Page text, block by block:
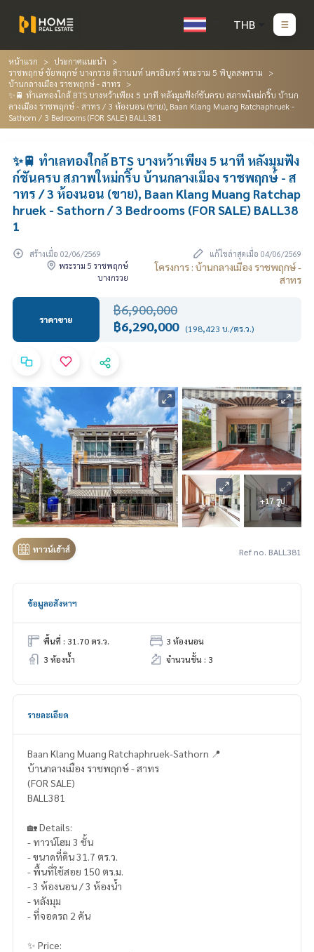
THB
หน้าแรก
ประกาศแนะนำ
ราชพฤกษ์ ชัยพฤกษ์ บางกรวย ติวานนท์ นครอินทร์ พระราม 5 พิบูลสงคราม
บ้านกลางเมือง ราชพฤกษ์ - สาทร
✨🚆 ทำเลทองใกล้ BTS บางหว้าเพียง 5 นาที หลังมุมฟังก์ชันครบ สภาพใหม่กริ๊บ บ้านก
ลางเมือง ราชพฤกษ์ - สาทร / 3 ห้องนอน (ขาย), Baan Klang Muang Ratchaphruek -
Sathorn / 3 Bedrooms (FOR SALE) BALL381
✨🚆 ทำเลทองใกล้ BTS บางหว้าเพียง 5 นาที หลังมุมฟัง
ก์ชันครบ สภาพใหม่กริ๊บ บ้านกลางเมือง ราชพฤกษ์ - ส
าทร / 3 ห้องนอน (ขาย), Baan Klang Muang Ratchap
hruek - Sathorn / 3 Bedrooms (FOR SALE) BALL38
1
สร้างเมื่อ 02/06/2569
แก้ไขล่าสุดเมื่อ 04/06/2569
พระราม 5 ราชพฤกษ์
บางกรวย
โครงการ : บ้านกลางเมือง ราชพฤกษ์ -
สาทร
ราคาขาย
฿6,900,000
฿6,290,000 (198,423 บ./ตร.ว.)
+17 รูป
ทาวน์เฮ้าส์ Ref no. BALL381
ข้อมูลอสังหาฯ
พื้นที่ : 31.70 ตร.ว.
3 ห้องนอน
3 ห้องน้ำ
จำนวนชั้น : 3
รายละเอียด
Baan Klang Muang Ratchaphruek-Sathorn 📍
บ้านกลางเมือง ราชพฤกษ์ - สาทร
(FOR SALE)
BALL381
🏡 Details:
- ทาวน์โฮม 3 ชั้น
- ขนาดที่ดิน 31.7 ตร.ว.
- พื้นที่ใช้สอย 150 ตร.ม.
- 3 ห้องนอน / 3 ห้องน้ำ
- หลังมุม
- ที่จอดรถ 2 คัน
✨ Price: